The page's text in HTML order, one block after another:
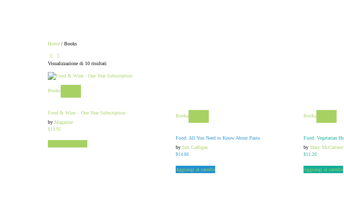
Home / Books
Visualizzazione di 10 risultati
Books
Food & Wine – One Year Subscription
by Magazine
$ 19.95
Books
Food: All You Need to Know About Pasta
byJim Gaffigan
$14.86
Aggiungi al carrello
Books
Food: Vegetarian
byMary McCartney
$11.20
Aggiungi al carrello